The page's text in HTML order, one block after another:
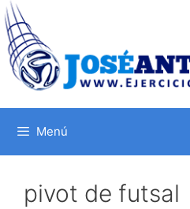
Saltar
al
contenido
Menú
pivot de futsal